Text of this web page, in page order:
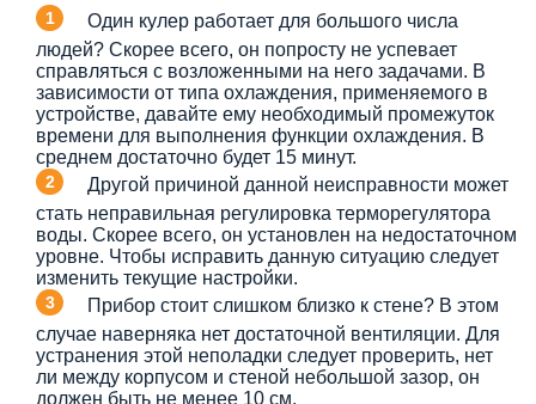
Один кулер работает для большого числа
людей? Скорее всего, он попросту не успевает
справляться с возложенными на него задачами. В
зависимости от типа охлаждения, применяемого в
устройстве, давайте ему необходимый промежуток
времени для выполнения функции охлаждения. В
среднем достаточно будет 15 минут.
Другой причиной данной неисправности может
стать неправильная регулировка терморегулятора
воды. Скорее всего, он установлен на недостаточном
уровне. Чтобы исправить данную ситуацию следует
изменить текущие настройки.
Прибор стоит слишком близко к стене? В этом
случае наверняка нет достаточной вентиляции. Для
устранения этой неполадки следует проверить, нет
ли между корпусом и стеной небольшой зазор, он
должен быть не менее 10 см.